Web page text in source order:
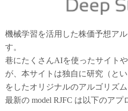
機械学習を活用した株価予想ア
す。
巷にたくさんAIを使ったサイト
が、本サイトは独自に研究（と
をしたオリジナルのアルゴリズム
最新の model RJFC は以下のアプ